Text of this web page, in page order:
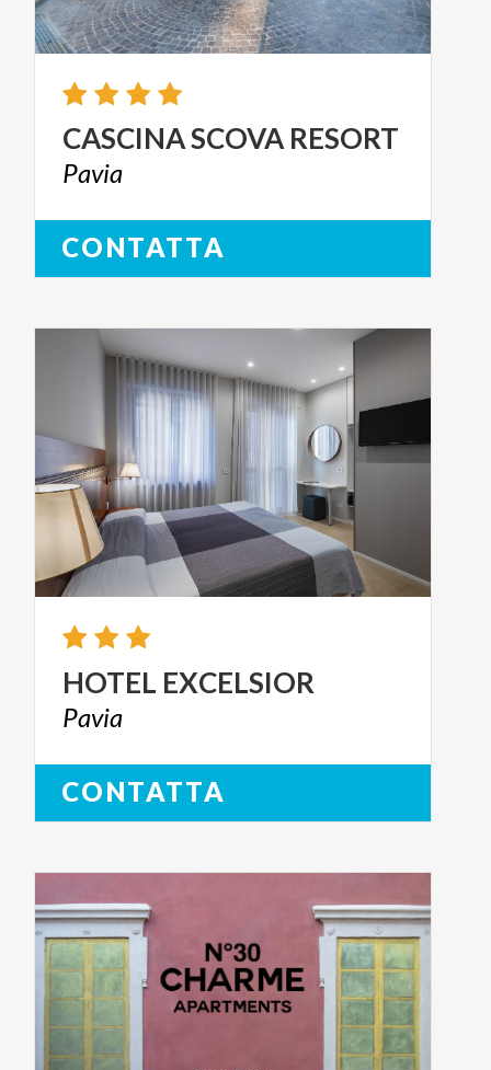
CASCINASCOVA RESORT
Pavia
CONTATTA
HOTEL EXCELSIOR
Pavia
CONTATTA